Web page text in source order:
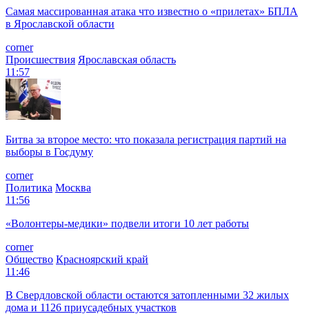
Самая массированная атака что известно о «прилетах» БПЛА
в Ярославской области
corner
Происшествия Ярославская область
11:57
Битва за второе место: что показала регистрация партий на
выборы в Госдуму
corner
Политика Москва
11:56
«Волонтеры-медики» подвели итоги 10 лет работы
corner
Общество Красноярский край
11:46
В Свердловской области остаются затопленными 32 жилых
дома и 1126 приусадебных участков